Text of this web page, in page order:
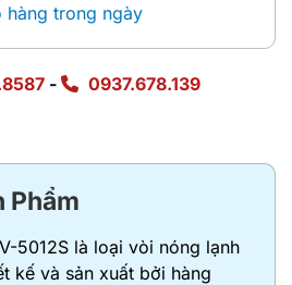
hàng trong ngày
- 0937.678.139
Phẩm
5012S là loại vòi nóng lạnh
kế và sản xuất bởi hàng